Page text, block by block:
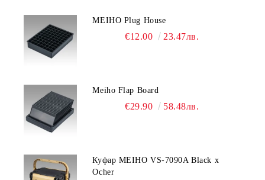
MEIHO Plug House
€12.00 23.47лв.
Meiho Flap Board
€29.90 58.48лв.
Куфар MEIHO VS-7090A Black x
Ocher